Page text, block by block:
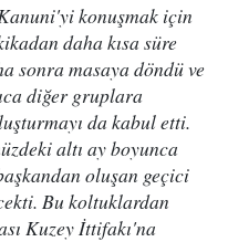
konuşmak için
daha kısa süre
sonra masaya döndü ve
diğer gruplara
da kabul etti.
altı ay boyunca
oluşan geçici
Bu koltuklardan
Kuzey İttifakı'na